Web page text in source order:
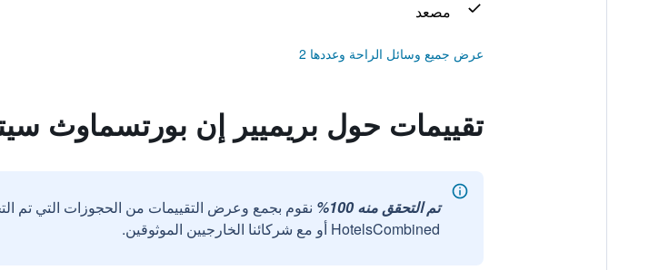
مصعد
عرض جميع وسائل الراحة وعددها 2
تقييمات حول بريميير إن بورتسماوث
تم التحقق منه 100%
نقوم بجمع وعرض التقييمات من الحجوزات التي تم
HotelsCombined أو مع شركائنا الخارجيين الموثوقين.